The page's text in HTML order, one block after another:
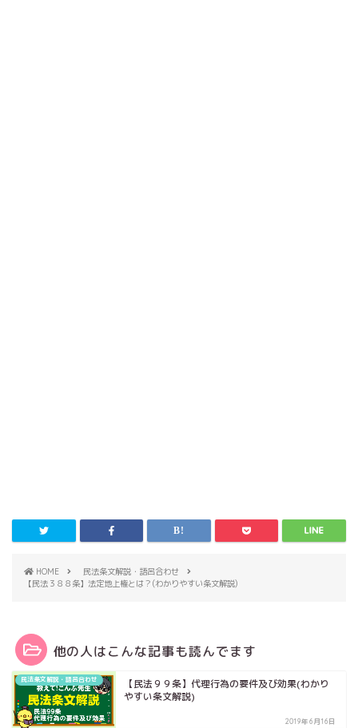
HOME
民法条文解説・語呂合わせ
【民法３８８条】法定地上権とは？(わかりやすい条文解説)
他の人はこんな記事も読んでます
民法条文解説・語呂合わせ
【民法９９条】代理行為の要件及び効果(わかり
やすい条文解説)
2019年6月16日